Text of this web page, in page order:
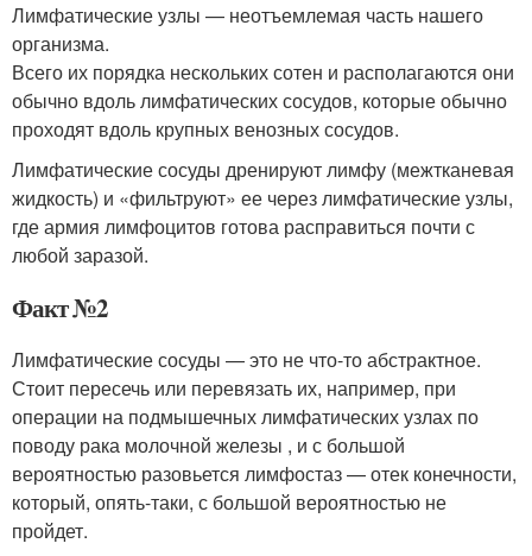
Лимфатические узлы — неотъемлемая часть нашего
организма.
Всего их порядка нескольких сотен и располагаются они
обычно вдоль лимфатических сосудов, которые обычно
проходят вдоль крупных венозных сосудов.
Лимфатические сосуды дренируют лимфу (межтканевая
жидкость) и «фильтруют» ее через лимфатические узлы,
где армия лимфоцитов готова расправиться почти с
любой заразой.
Факт №2
Лимфатические сосуды — это не что-то абстрактное.
Стоит пересечь или перевязать их, например, при
операции на подмышечных лимфатических узлах по
поводу рака молочной железы , и с большой
вероятностью разовьется лимфостаз — отек конечности,
который, опять-таки, с большой вероятностью не
пройдет.